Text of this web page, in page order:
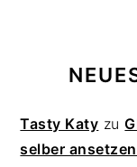
Tasty Katy zu
selber